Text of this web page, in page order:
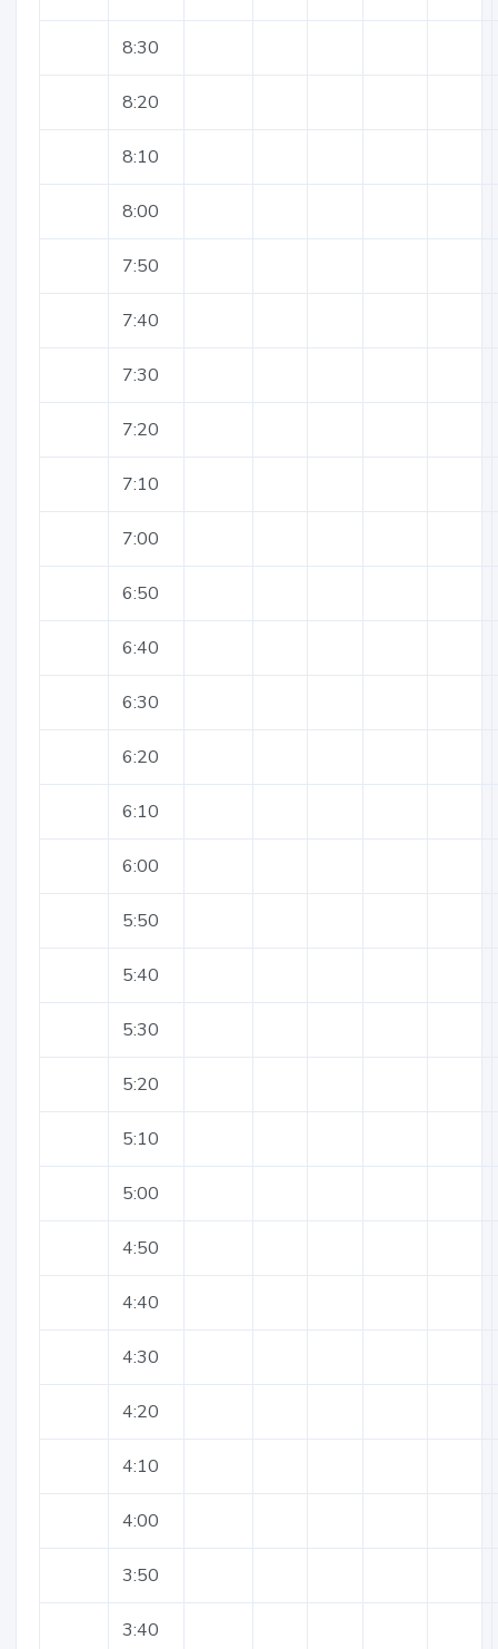
8:30
8:20
8:10
8:00
7:50
7:40
7:30
7:20
7:10
7:00
6:50
6:40
6:30
6:20
6:10
6:00
5:50
5:40
5:30
5:20
5:10
5:00
4:50
4:40
4:30
4:20
4:10
4:00
3:50
3:40